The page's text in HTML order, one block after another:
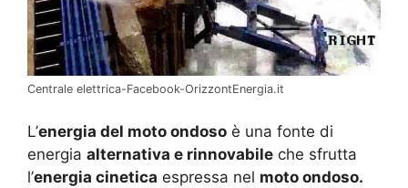
Centrale elettrica-Facebook-OrizzontEnergia.it
L’energia del moto ondoso è una fonte di
energia alternativa e rinnovabile che sfrutta
l’energia cinetica espressa nel moto ondoso.